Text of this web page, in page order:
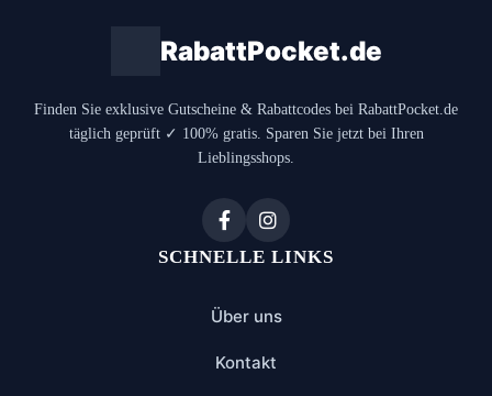
RabattPocket.de
Finden Sie exklusive Gutscheine & Rabattcodes bei RabattPocket.de
täglich geprüft ✓ 100% gratis. Sparen Sie jetzt bei Ihren
Lieblingsshops.
SCHNELLE LINKS
Über uns
Kontakt